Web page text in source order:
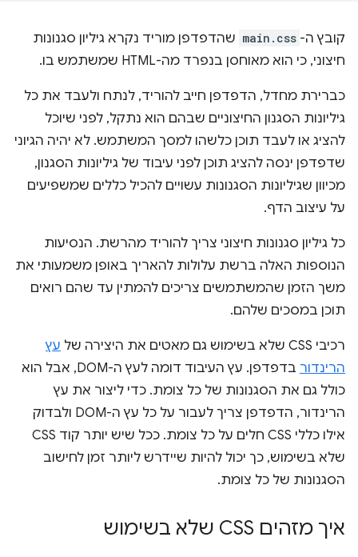
קובץ ה- main.css שהדפדפן מוריד נקרא גיליון סגנונות
חיצוני, כי הוא מאוחסן בנפרד מה-HTML שמשתמש בו.
כברירת מחדל, הדפדפן חייב להוריד, לנתח ולעבד את כל
גיליונות הסגנון החיצוניים שבהם הוא נתקל, לפני שיוכל
להציג או לעבד תוכן כלשהו למסך המשתמש. לא יהיה הגיוני
שדפדפן ינסה להציג תוכן לפני עיבוד של גיליונות הסגנון,
מכיוון שגיליונות הסגנונות עשויים להכיל כללים שמשפיעים
על עיצוב הדף.
כל גיליון סגנונות חיצוני צריך להוריד מהרשת. הנסיעות
הנוספות האלה ברשת עלולות להאריך באופן משמעותי את
משך הזמן שהמשתמשים צריכים להמתין עד שהם רואים
תוכן במסכים שלהם.
רכיבי CSS שלא בשימוש גם מאטים את היצירה של
עץ
הרינדור
בדפדפן. עץ העיבוד דומה לעץ ה-DOM, אבל הוא
כולל גם את הסגנונות של כל צומת. כדי ליצור את עץ
הרינדור, הדפדפן צריך לעבור על כל עץ ה-DOM ולבדוק
אילו כללי CSS חלים על כל צומת. ככל שיש יותר קוד CSS
שלא בשימוש, כך יכול להיות שיידרש ליותר זמן לחישוב
הסגנונות של כל צומת.
איך מזהים CSS שלא בשימוש